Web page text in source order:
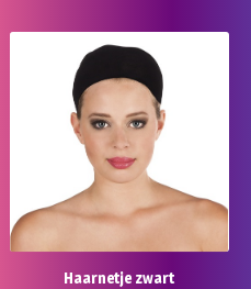
Haarnetje zwart